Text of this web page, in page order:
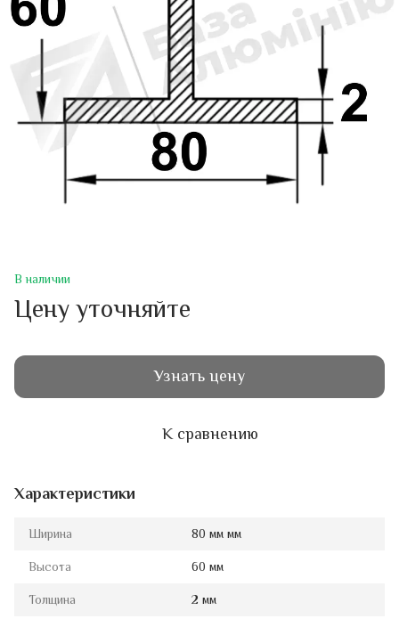
В наличии
Цену уточняйте
Узнать цену
К сравнению
Характеристики
Ширина 80 мм мм
Высота 60 мм
Толщина 2 мм